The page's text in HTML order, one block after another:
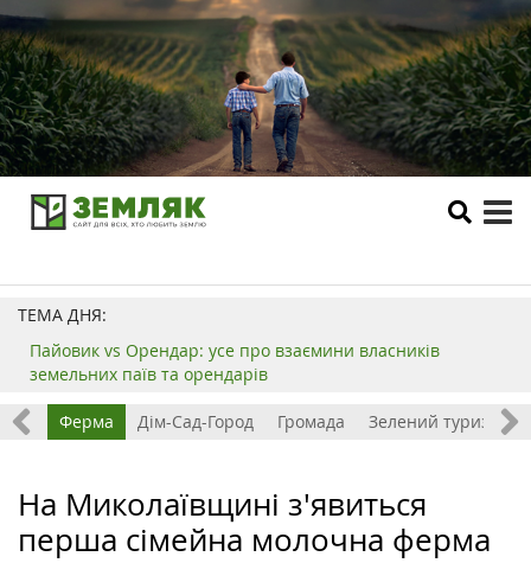
ТЕМА ДНЯ:
Пайовик vs Орендар: усе про взаємини власників
земельних паїв та орендарів
Ферма Дім-Сад-Город Громада Зелений туризм
На Миколаївщині з'явиться
перша сімейна молочна ферма